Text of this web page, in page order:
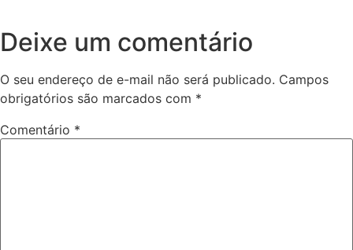
Deixe um comentário
O seu endereço de e-mail não será publicado. Campos
obrigatórios são marcados com *
Comentário *